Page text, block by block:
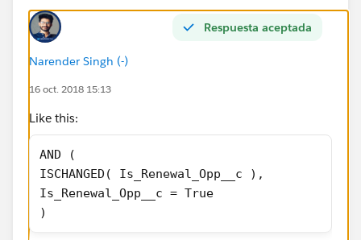
Respuesta aceptada
Narender Singh (-)
16 oct. 2018 15:13
Like this:
AND (
ISCHANGED( Is_Renewal_Opp__c ),
Is_Renewal_Opp__c = True
)